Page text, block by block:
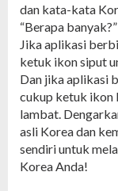
dan kata-kata
“Berapa
Jika aplikasi
ketuk ikon siput
Dan jika aplikasi
cukup ketuk ikon
lambat.
asli Korea dan
sendiri untuk
Korea Anda!